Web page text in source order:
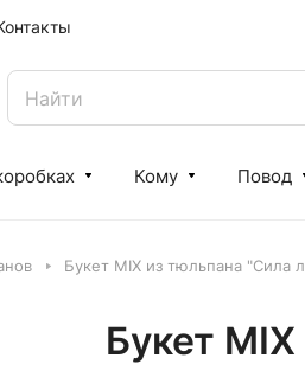
Кому Повод
Букет MIX из тюльпана "Сила
Букет